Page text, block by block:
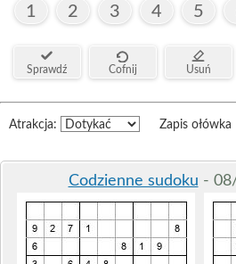
1 2 3 4 5
Sprawdź Cofnij Usuń
Atrakcja: Zapis ołówka
Codzienne sudoku -